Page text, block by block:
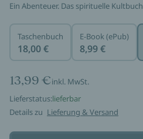
Ein Abenteuer. Das spirituelle Kultbuch
Taschenbuch
18,00 €
E-Book (ePub)
8,99 €
13,99 €inkl. MwSt.
Lieferstatus:lieferbar
Details zu Lieferung & Versand